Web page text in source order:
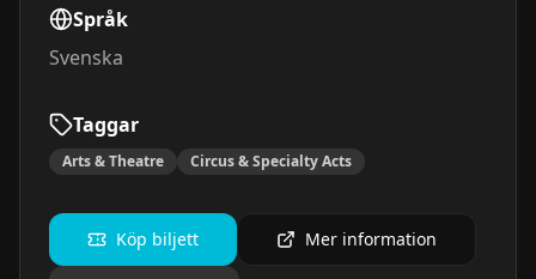
Språk
Svenska
Taggar
Arts & Theatre Circus & Specialty Acts
Köp biljett Mer information